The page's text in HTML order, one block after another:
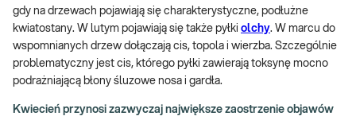
gdy na drzewach pojawiają się charakterystyczne, podłużne
kwiatostany. W lutym pojawiają się także pyłki olchy. W marcu do
wspomnianych drzew dołączają cis, topola i wierzba. Szczególnie
problematyczny jest cis, którego pyłki zawierają toksynę mocno
podrażniającą błony śluzowe nosa i gardła.
Kwiecień przynosi zazwyczaj największe zaostrzenie objawów